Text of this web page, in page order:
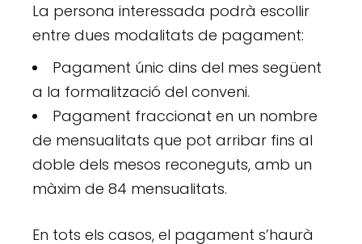
La persona interessada podrà escollir
entre dues modalitats de pagament:
Pagament únic dins del mes següent
a la formalització del conveni.
Pagament fraccionat en un nombre
de mensualitats que pot arribar fins al
doble dels mesos reconeguts, amb un
màxim de 84 mensualitats.
En tots els casos, el pagament s’haurà